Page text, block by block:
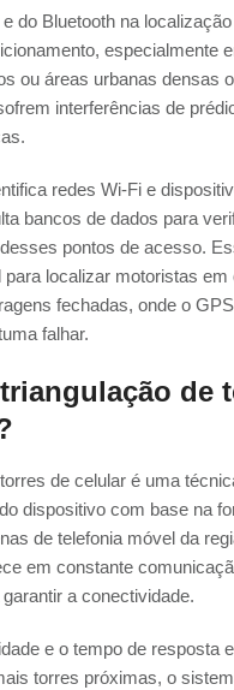
do Bluetooth na
especialmente
ou áreas urbanas densas
interferências de
redes Wi-Fi e
bancos de dados para
pontos de acesso.
localizar motoristas em
fechadas, onde o GPS
falhar.
de
de celular é uma
dispositivo com base na
de telefonia móvel da
em constante
a conectividade.
e o tempo de resposta
torres próximas, o